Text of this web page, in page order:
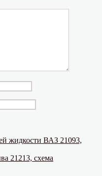
жидкости ВАЗ 21093,
21213, схема